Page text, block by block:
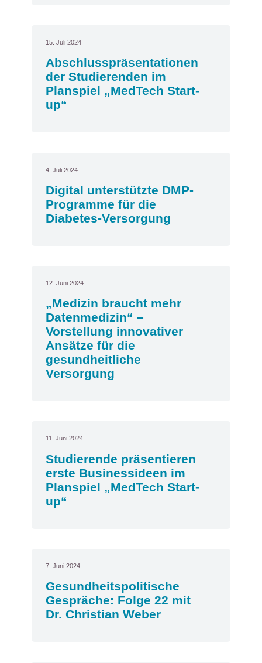
15. Juli 2024
Abschlusspräsentationen
der Studierenden im
Planspiel „MedTech Start-
up“
4. Juli 2024
Digital unterstützte DMP-
Programme für die
Diabetes-Versorgung
12. Juni 2024
„Medizin braucht mehr
Datenmedizin“ –
Vorstellung innovativer
Ansätze für die
gesundheitliche
Versorgung
11. Juni 2024
Studierende präsentieren
erste Businessideen im
Planspiel „MedTech Start-
up“
7. Juni 2024
Gesundheitspolitische
Gespräche: Folge 22 mit
Dr. Christian Weber